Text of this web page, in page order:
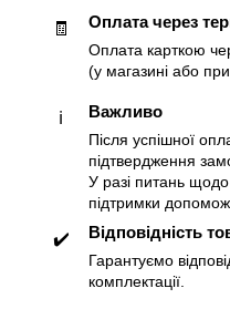
🧾 Оплата через
Оплата карткою
(у магазині або при
ℹ️ Важливо
Після успішної
підтвердження
У разі питань
підтримки
✔️ Відповідність
Гарантуємо
комплектації.